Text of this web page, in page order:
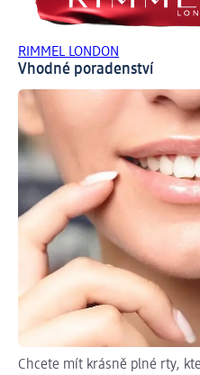
RIMMEL LONDON
Vhodné poradenství
Chcete mít krásně plné rty,